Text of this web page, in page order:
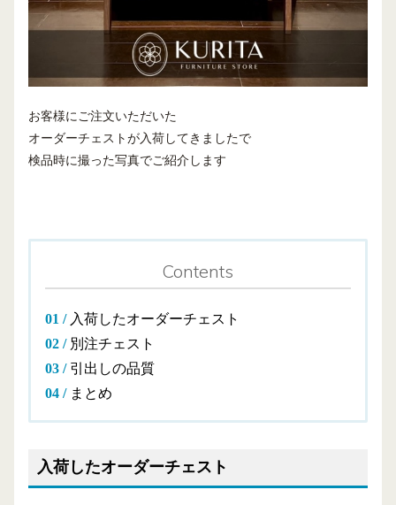
お客様にご注文いただいた
オーダーチェストが入荷してきましたで
検品時に撮った写真でご紹介します
Contents
入荷したオーダーチェスト
別注チェスト
引出しの品質
まとめ
入荷したオーダーチェスト